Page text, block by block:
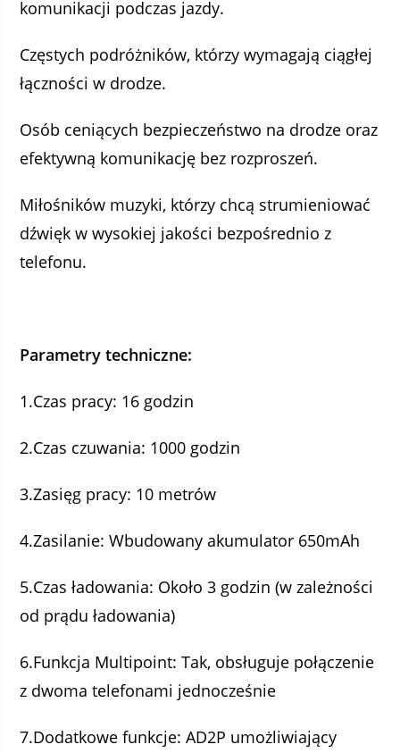
komunikacji podczas jazdy.
Częstych podróżników, którzy wymagają ciągłej
łączności w drodze.
Osób ceniących bezpieczeństwo na drodze oraz
efektywną komunikację bez rozproszeń.
Miłośników muzyki, którzy chcą strumieniować
dźwięk w wysokiej jakości bezpośrednio z
telefonu.
Parametry techniczne:
1.Czas pracy: 16 godzin
2.Czas czuwania: 1000 godzin
3.Zasięg pracy: 10 metrów
4.Zasilanie: Wbudowany akumulator 650mAh
5.Czas ładowania: Około 3 godzin (w zależności
od prądu ładowania)
6.Funkcja Multipoint: Tak, obsługuje połączenie
z dwoma telefonami jednocześnie
7.Dodatkowe funkcje: AD2P umożliwiający